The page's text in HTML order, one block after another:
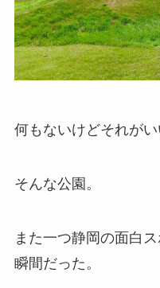
何もないけどそれがい
そんな公園。
また一つ静岡の面白
瞬間だった。